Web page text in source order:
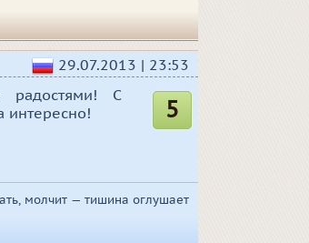
29.07.2013 | 23:53
радостями! С
интересно!
5
молчит — тишина оглушает